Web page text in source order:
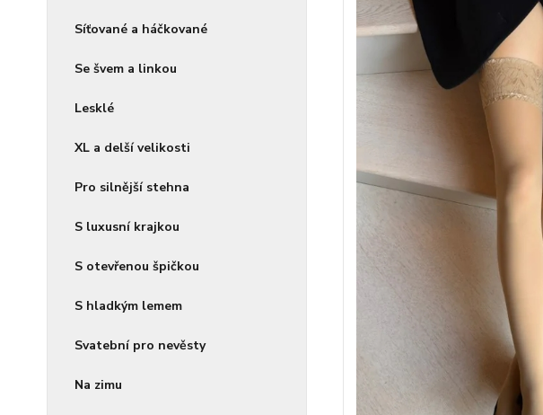
Síťované a háčkované
Se švem a linkou
Lesklé
XL a delší velikosti
Pro silnější stehna
S luxusní krajkou
S otevřenou špičkou
S hladkým lemem
Svatební pro nevěsty
Na zimu